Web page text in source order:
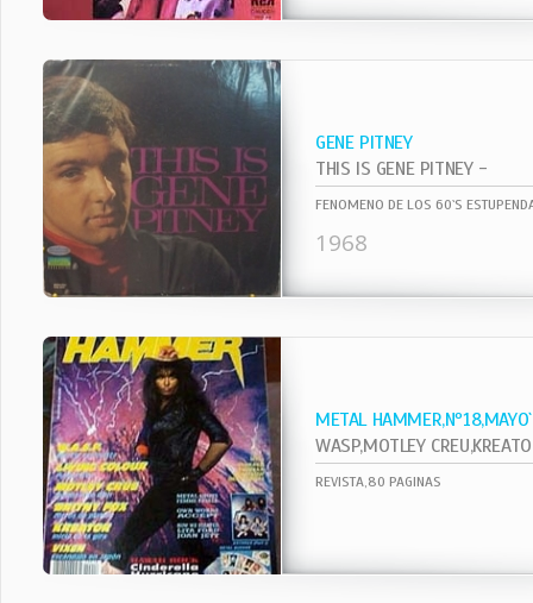
GENE PITNEY
THIS IS GENE PITNEY -
FENOMENO DE LOS 60`S
1968
METAL
WASP,MOTLEY
REVISTA,80 PAGINAS